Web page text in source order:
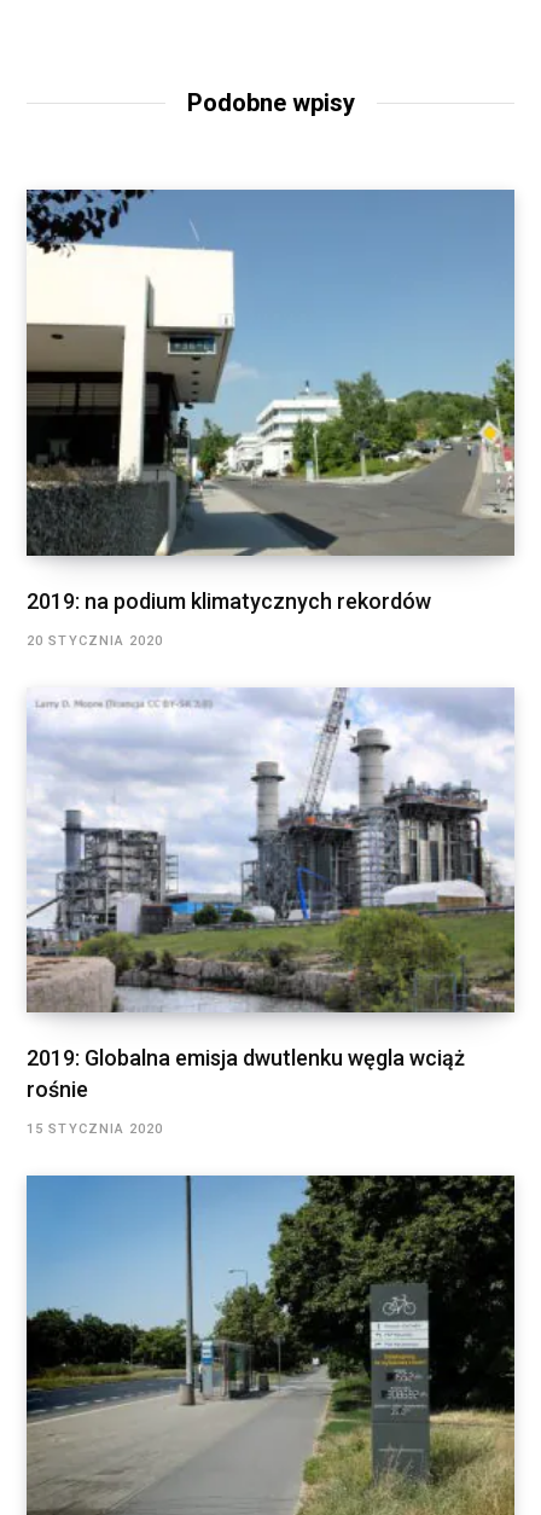
Podobne wpisy
2019: na podium klimatycznych rekordów
20 STYCZNIA 2020
2019: Globalna emisja dwutlenku węgla wciąż
rośnie
15 STYCZNIA 2020